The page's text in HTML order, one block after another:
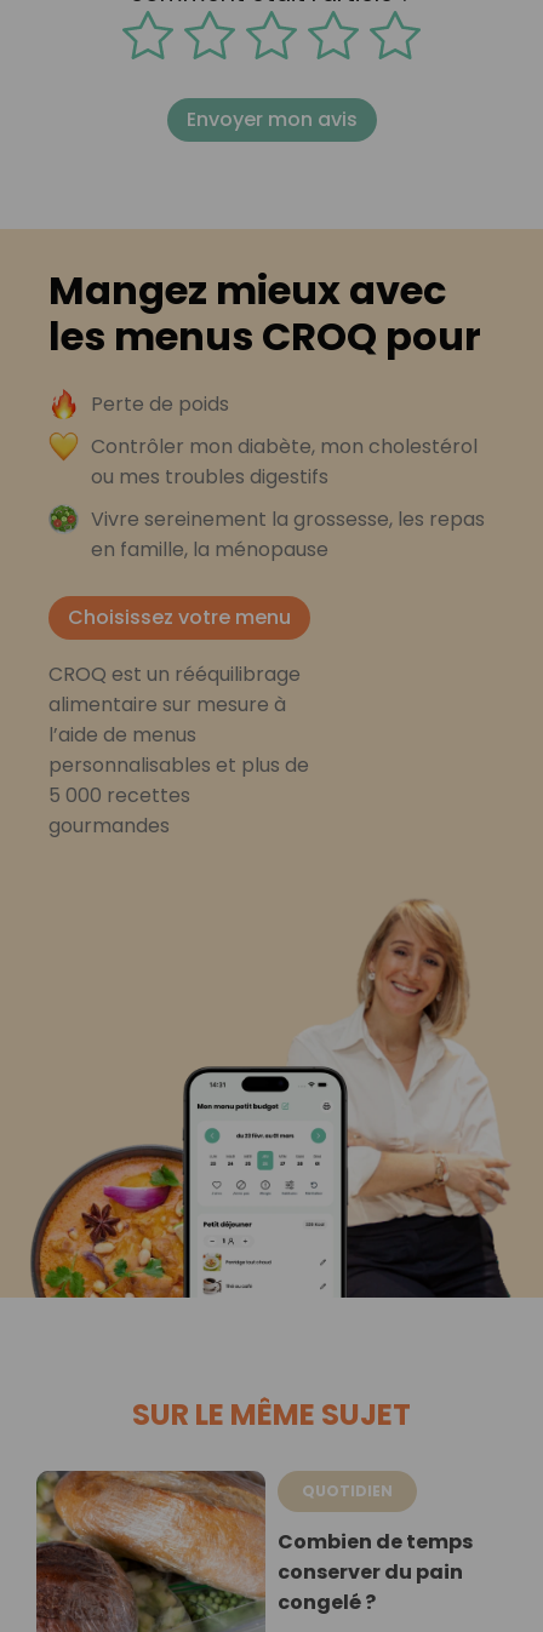
Envoyer mon avis
Mangez mieux avec
les menus CROQ pour
Perte de poids
Contrôler mon diabète, mon cholestérol
ou mes troubles digestifs
Vivre sereinement la grossesse, les repas
en famille, la ménopause
Choisissez votre menu
CROQ est un rééquilibrage
alimentaire sur mesure à
l’aide de menus
personnalisables et plus de
5 000 recettes
gourmandes
SUR LE MÊME SUJET
QUOTIDIEN
Combien de temps
conserver du pain
congelé ?